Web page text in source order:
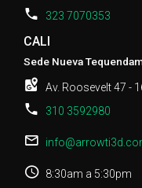
323 7070353
CALI
Sede Nueva
Av. Roosevelt 47 -
310 3592980
8:30am a 5:30pm